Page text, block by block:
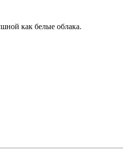
как белые облака.